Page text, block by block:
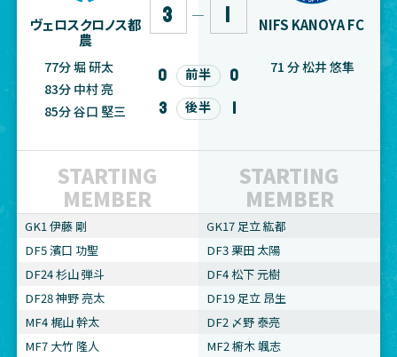
ヴェロスクロノス都
農
3 ― 1 NIFS KANOYA FC
77分 堀 研太
83分 中村 亮
85分 谷口 堅三
0 前半
0
3
後半 1
71 分 松井 悠隼
STARTING
MEMBER
GK1 伊藤 剛
DF5 濱口 功聖
DF24 杉山 弾斗
DF28 神野 亮太
MF4 梶山 幹太
MF7 大竹 隆人
STARTING
MEMBER
GK17 足立 紘都
DF3 栗田 太陽
DF4 松下 元樹
DF19 足立 昂生
DF2 〆野 泰亮
MF2 椨木 颯志